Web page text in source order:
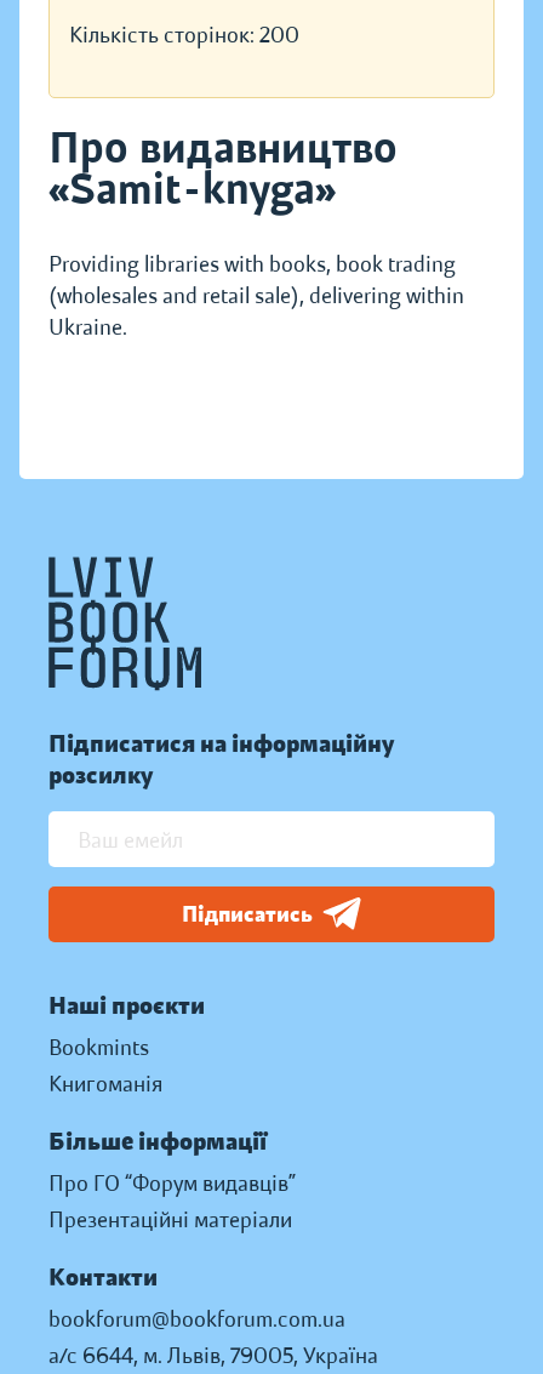
Кількість сторінок: 200
Про видавництво
«Samit-knyga»
Providing libraries with books, book trading
(wholesales and retail sale), delivering within
Ukraine.
Підписатися на інформаційну
розсилку
Підписатись
Наші проєкти
Bookmints
Книгоманія
Більше інформації
Про ГО “Форум видавців”
Презентаційні матеріали
Контакти
bookforum@bookforum.com.ua
а/с 6644, м. Львів, 79005, Україна